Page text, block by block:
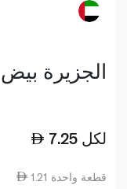
الجزيرة بيض
7.25 لكل
1.21 قطعة واحدة